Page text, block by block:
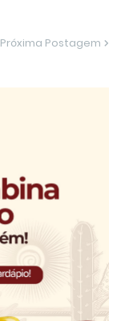
Próxima Postagem